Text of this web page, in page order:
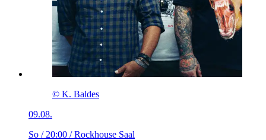
© K. Baldes
09.08.
So / 20:00 / Rockhouse Saal